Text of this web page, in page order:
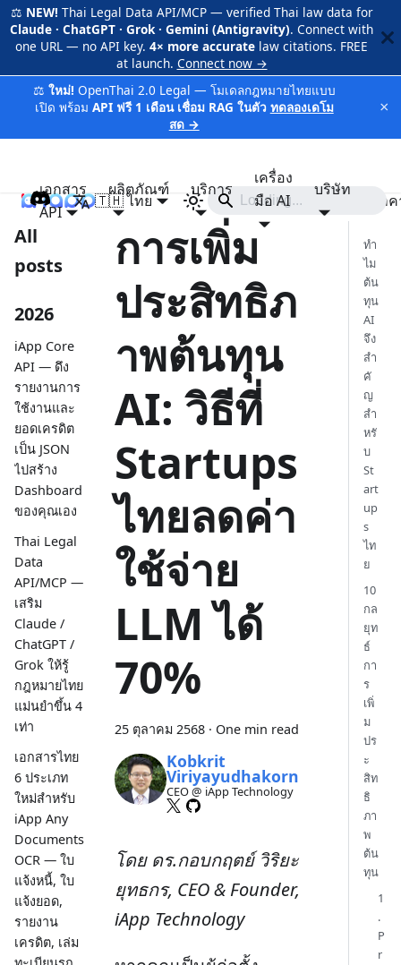
⚖️ NEW! Thai Legal Data API/MCP — verified Thai law data for
Claude · ChatGPT · Grok · Gemini (Antigravity). Connect with
one URL — no API key. 4× more accurate law citations. FREE
at launch. Connect now →
⚖️ ใหม่! OpenThai 2.0 Legal — โมเดลกฎหมายไทยแบบ
เปิด พร้อม API ฟรี 1 เดือน เชื่อม RAG ในตัว ทดลองเดโม
สด →
×
iApp
เอกสาร
API
ผลิตภัณฑ์ บริการ
เครื่อง
มือ AI
บริษัท
รา
🇹🇭 ไทย
All
posts
2026
iApp Core
API — ดึง
รายงานการ
ใช้งานและ
ยอดเครดิต
เป็น JSON
ไปสร้าง
Dashboard
ของคุณเอง
Thai Legal
Data
API/MCP —
เสริม
Claude /
ChatGPT /
Grok ให้รู้
กฎหมายไทย
แม่นยำขึ้น 4
เท่า
เอกสารไทย
6 ประเภท
ใหม่สำหรับ
iApp Any
Documents
OCR — ใบ
แจ้งหนี้, ใบ
แจ้งยอด,
รายงาน
เครดิต, เล่ม
การเพิ่ม
ประสิทธิภ
าพต้นทุน
AI: วิธีที่
Startups
ไทยลดค่า
ใช้จ่าย
LLM ได้
70%
25 ตุลาคม 2568 · One min read
Kobkrit
Viriyayudhakorn
CEO @ iApp Technology
โดย ดร.กอบกฤตย์ วิริยะ
ยุทธกร, CEO & Founder,
iApp Technology
ทำ
ไม
ต้น
ทุน
AI
จึง
สำ
คั
ญ
สำ
หรั
บ
St
art
up
s
ไท
ย
10
กล
ยุท
ธ์
กา
ร
เพิ่
ม
ปร
ะ
สิท
ธิ
ภา
พ
ต้น
ทุน
1
.
P
r